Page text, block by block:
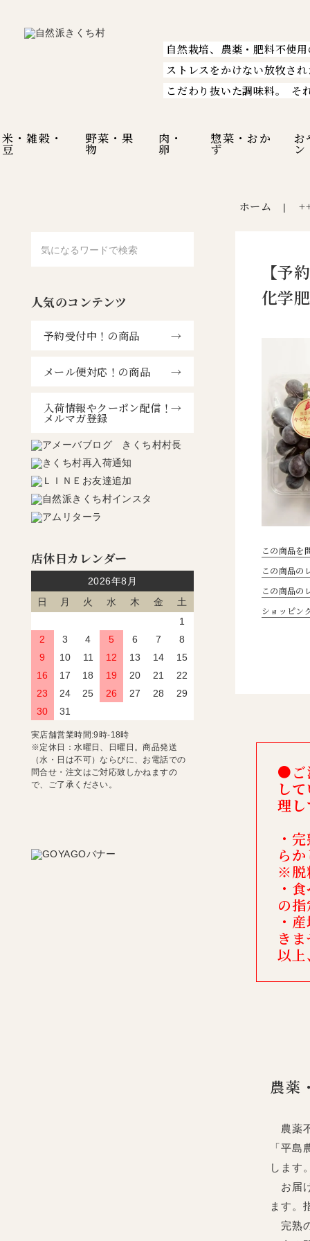
自然栽培、農薬・肥料不使
ストレスをかけない放牧さ
こだわり抜いた調味料。
そ
米・雑穀・
豆
野菜・果
物
肉・
卵
惣菜・おか
ず
お
ン
ホーム |
【予
化学
この商品を
この商品の
この商品の
ショッピン
●ご
し
理
・
ら
※脱
・
の
・
き
以
農薬
農薬
「平
します
お届
ます。
完熟
人気のコンテンツ
予約受付中！の商品
メール便対応！の商品
入荷情報やクーポン配信！
メルマガ登録
店休日カレンダー
2026年8月
日
月 火 水 木 金
土
1
2
3 4 5 6 7
8
9
10 11 12 13 14
15
16
17 18 19 20 21
22
23
24 25 26 27 28
29
30
31
実店舗営業時間:9時-18時
※定休日：水曜日、日曜日。商品発送
（水・日は不可）ならびに、お電話での
問合せ・注文はご対応致しかねますの
で、ご了承ください。